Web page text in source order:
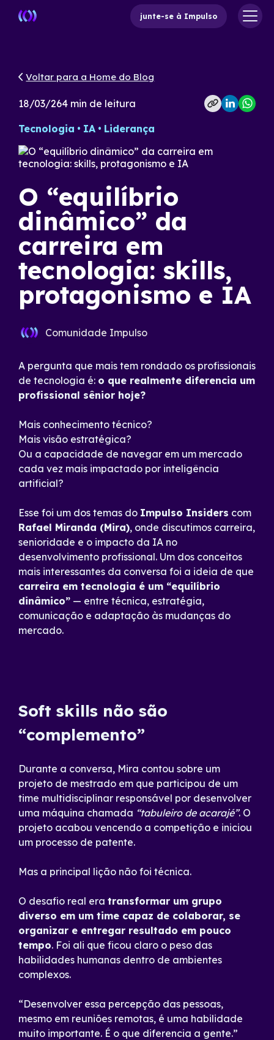
junte-se à Impulso
Voltar para a Home do Blog
18/03/264 min de leitura
Tecnologia IA Liderança
O “equilíbrio
dinâmico” da
carreira em
tecnologia: skills,
protagonismo e IA
Comunidade Impulso
A pergunta que mais tem rondado os profissionais
de tecnologia é: o que realmente diferencia um
profissional sênior hoje?
Mais conhecimento técnico?
Mais visão estratégica?
Ou a capacidade de navegar em um mercado
cada vez mais impactado por inteligência
artificial?
Esse foi um dos temas do Impulso Insiders com
Rafael Miranda (Mira), onde discutimos carreira,
senioridade e o impacto da IA no
desenvolvimento profissional. Um dos conceitos
mais interessantes da conversa foi a ideia de que
carreira em tecnologia é um “equilíbrio
dinâmico” — entre técnica, estratégia,
comunicação e adaptação às mudanças do
mercado.
Soft skills não são
“complemento”
Durante a conversa, Mira contou sobre um
projeto de mestrado em que participou de um
time multidisciplinar responsável por desenvolver
uma máquina chamada “tabuleiro de acarajé”. O
projeto acabou vencendo a competição e iniciou
um processo de patente.
Mas a principal lição não foi técnica.
O desafio real era transformar um grupo
diverso em um time capaz de colaborar, se
organizar e entregar resultado em pouco
tempo. Foi ali que ficou claro o peso das
habilidades humanas dentro de ambientes
complexos.
“Desenvolver essa percepção das pessoas,
mesmo em reuniões remotas, é uma habilidade
muito importante. É o que diferencia a gente.”